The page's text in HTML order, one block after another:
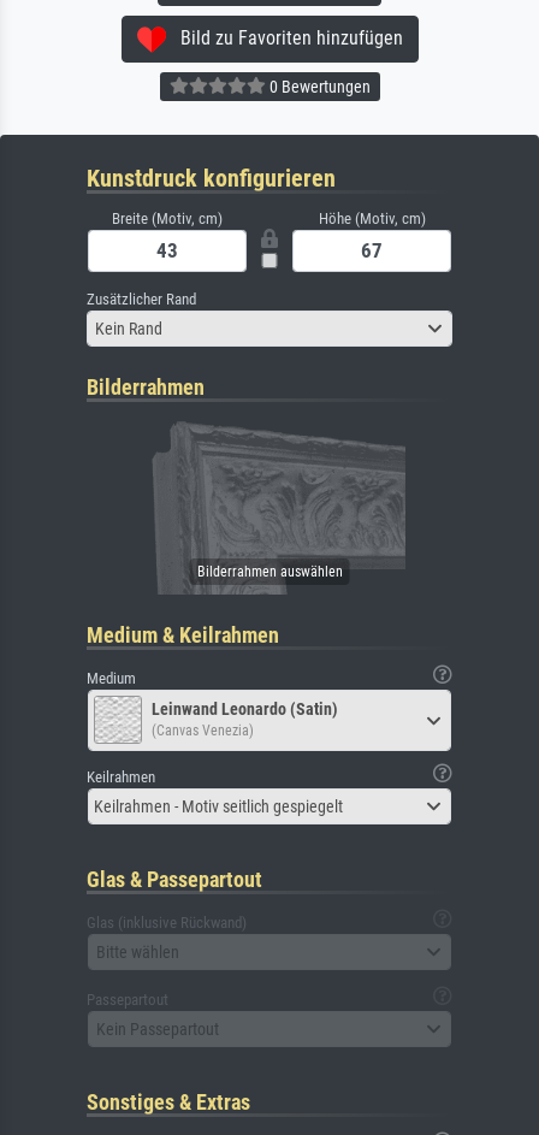
Bild zu Favoriten hinzufügen
0 Bewertungen
Kunstdruck konfigurieren
Breite (Motiv, cm) Höhe (Motiv, cm)
Zusätzlicher Rand
Kein Rand
Bilderrahmen
Medium & Keilrahmen
Medium
Leinwand Leonardo (Satin)
(Canvas Venezia)
Keilrahmen
Keilrahmen - Motiv seitlich gespiegelt
Glas & Passepartout
Glas (inklusive Rückwand)
Bitte wählen
Passepartout
Kein Passepartout
Sonstiges & Extras